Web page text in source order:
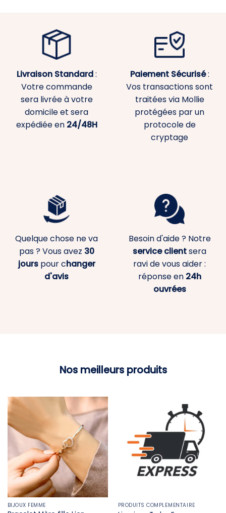
Livraison Standard:
Votre commande
sera livrée à votre
domicile et sera
expédiée en 24/48H
Paiement Sécurisé:
Vos transactions sont
traitées via Mollie
protégées par un
protocole de
cryptage
Quelque chose ne va
pas ? Vous avez 30
jourspour changer
d'avis
Besoin d'aide ? Notre
service clientsera
ravi de vous aider :
réponse en 24h
ouvrées
Nos meilleurs produits
BIJOUX FEMME PRODUITS COMPLÉMENTAIRE